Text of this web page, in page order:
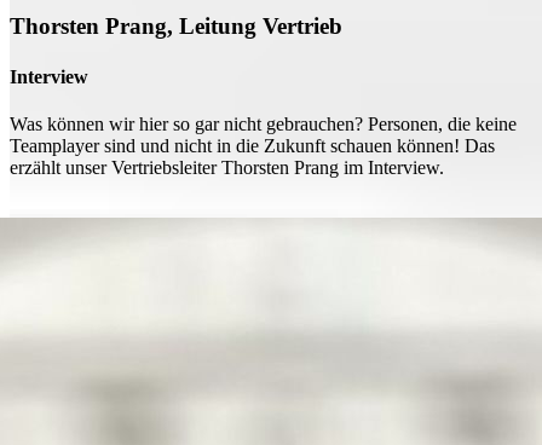
Thorsten Prang, Leitung Vertrieb
Interview
Was können wir hier so gar nicht gebrauchen? Personen, die keine
Teamplayer sind und nicht in die Zukunft schauen können! Das
erzählt unser Vertriebsleiter Thorsten Prang im Interview.